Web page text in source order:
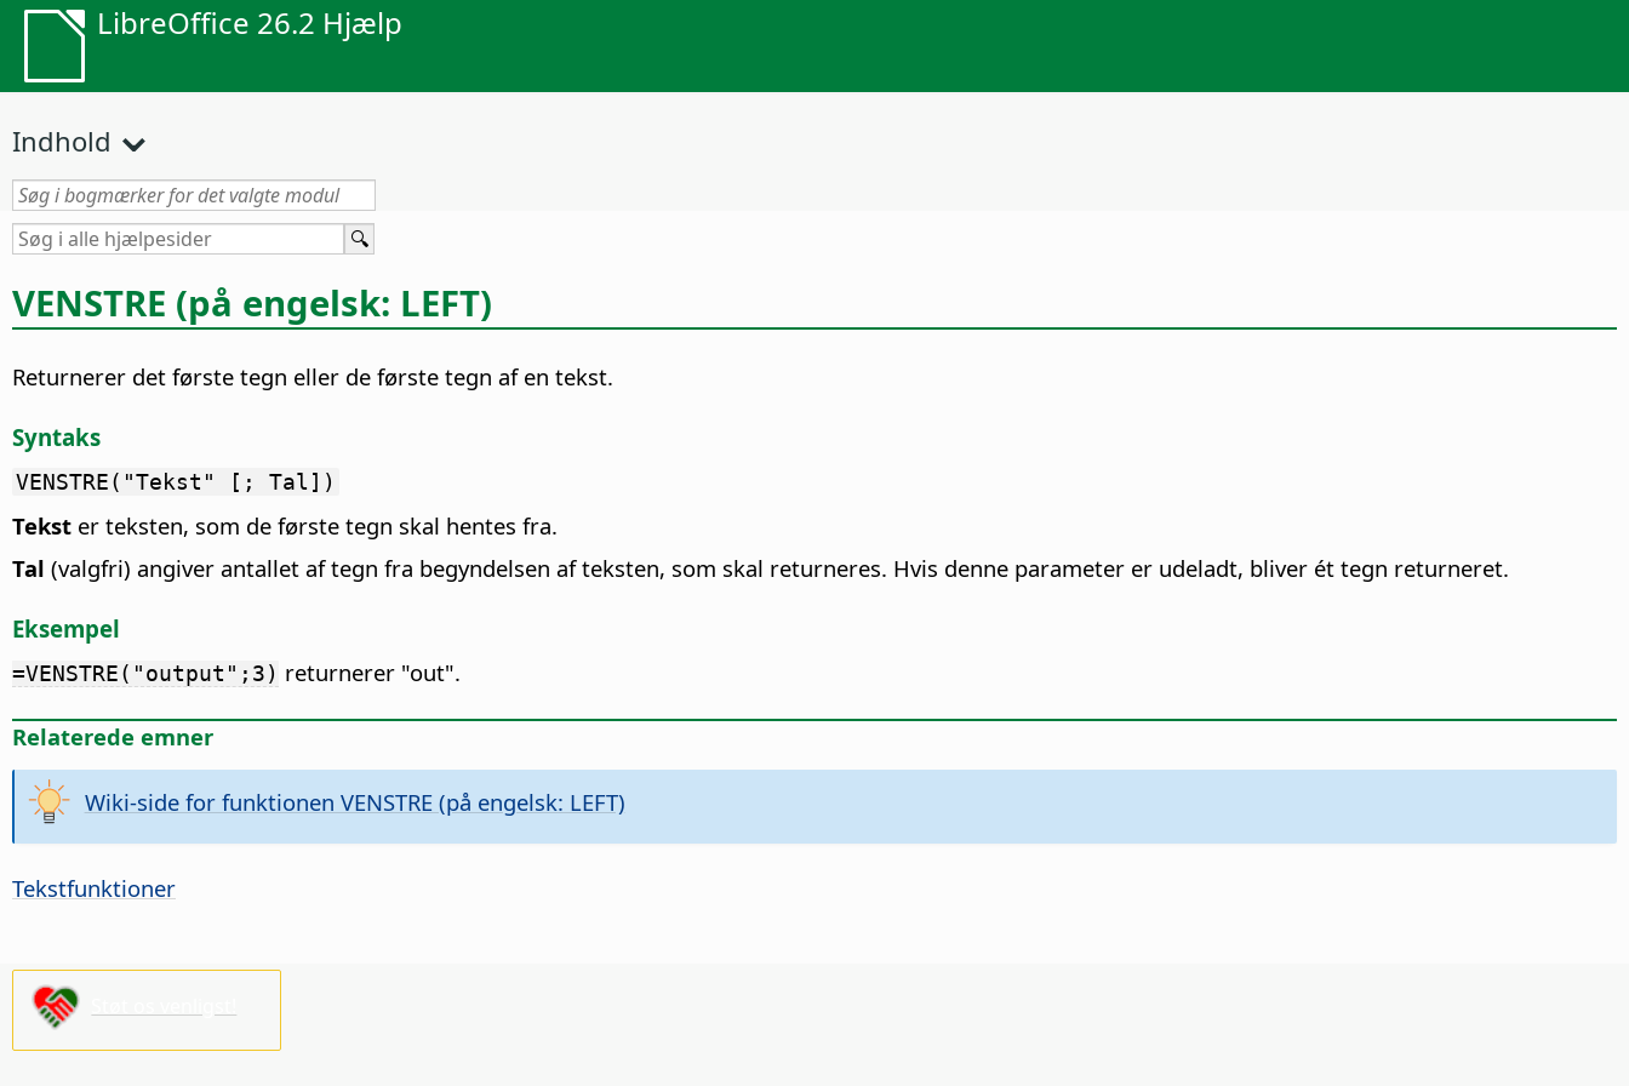
LibreOffice 26.2 Hjælp
Indhold
VENSTRE (på engelsk: LEFT)
Returnerer det første tegn eller de første tegn af en tekst.
Syntaks
VENSTRE("Tekst" [; Tal])
Tekst er teksten, som de første tegn skal hentes fra.
Tal (valgfri) angiver antallet af tegn fra begyndelsen af teksten, som skal returneres. Hvis denne parameter er udeladt, bliver ét tegn returneret.
Eksempel
=VENSTRE("output";3) returnerer "out".
Relaterede emner
Wiki-side for funktionen VENSTRE (på engelsk: LEFT)
Tekstfunktioner